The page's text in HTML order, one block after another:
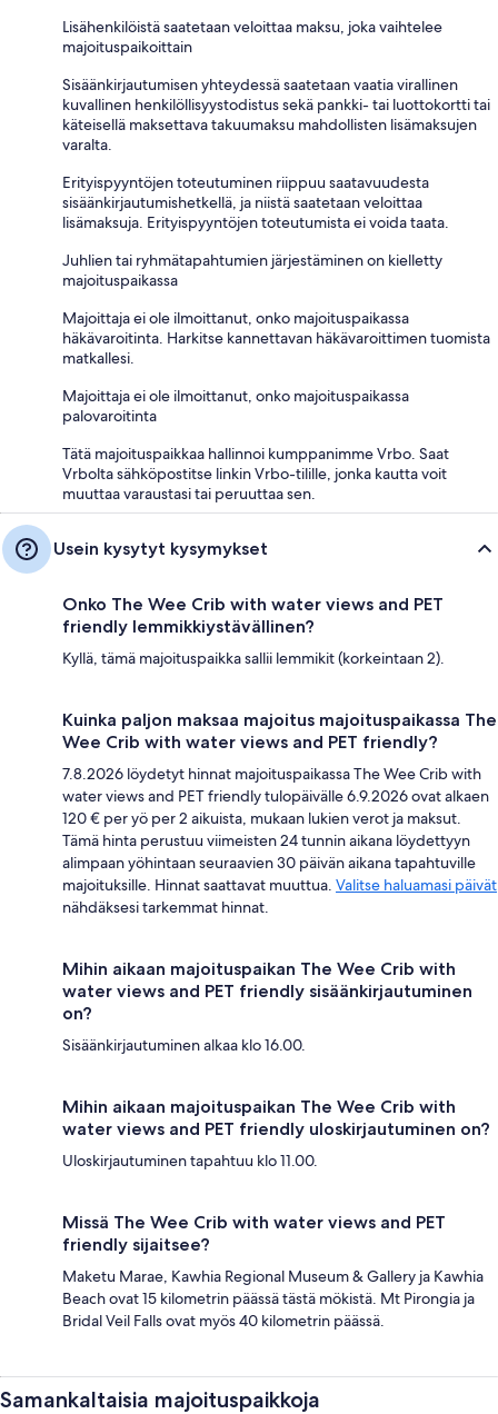
Lisähenkilöistä saatetaan veloittaa maksu, joka vaihtelee
majoituspaikoittain
Sisäänkirjautumisen yhteydessä saatetaan vaatia virallinen
kuvallinen henkilöllisyystodistus sekä pankki- tai luottokortti tai
käteisellä maksettava takuumaksu mahdollisten lisämaksujen
varalta.
Erityispyyntöjen toteutuminen riippuu saatavuudesta
sisäänkirjautumishetkellä, ja niistä saatetaan veloittaa
lisämaksuja. Erityispyyntöjen toteutumista ei voida taata.
Juhlien tai ryhmätapahtumien järjestäminen on kielletty
majoituspaikassa
Majoittaja ei ole ilmoittanut, onko majoituspaikassa
häkävaroitinta. Harkitse kannettavan häkävaroittimen tuomista
matkallesi.
Majoittaja ei ole ilmoittanut, onko majoituspaikassa
palovaroitinta
Tätä majoituspaikkaa hallinnoi kumppanimme Vrbo. Saat
Vrbolta sähköpostitse linkin Vrbo-tilille, jonka kautta voit
muuttaa varaustasi tai peruuttaa sen.
Usein kysytyt kysymykset
Onko The Wee Crib with water views and PET
friendly lemmikkiystävällinen?
Kyllä, tämä majoituspaikka sallii lemmikit (korkeintaan 2).
Kuinka paljon maksaa majoitus majoituspaikassa The
Wee Crib with water views and PET friendly?
7.8.2026 löydetyt hinnat majoituspaikassa The Wee Crib with
water views and PET friendly tulopäivälle 6.9.2026 ovat alkaen
120 € per yö per 2 aikuista, mukaan lukien verot ja maksut.
Tämä hinta perustuu viimeisten 24 tunnin aikana löydettyyn
alimpaan yöhintaan seuraavien 30 päivän aikana tapahtuville
majoituksille. Hinnat saattavat muuttua. Valitse haluamasi päivät
nähdäksesi tarkemmat hinnat.
Mihin aikaan majoituspaikan The Wee Crib with
water views and PET friendly sisäänkirjautuminen
on?
Sisäänkirjautuminen alkaa klo 16.00.
Mihin aikaan majoituspaikan The Wee Crib with
water views and PET friendly uloskirjautuminen on?
Uloskirjautuminen tapahtuu klo 11.00.
Missä The Wee Crib with water views and PET
friendly sijaitsee?
Maketu Marae, Kawhia Regional Museum & Gallery ja Kawhia
Beach ovat 15 kilometrin päässä tästä mökistä. Mt Pirongia ja
Bridal Veil Falls ovat myös 40 kilometrin päässä.
Samankaltaisia majoituspaikkoja